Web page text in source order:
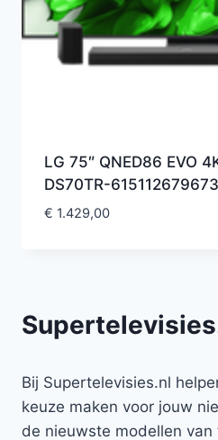
LG 75″ QNED86 EVO
DS70TR-
€ 1.429,00
Bij Supertelevisies.nl
keuze maken voor jouw
de nieuwste modellen van